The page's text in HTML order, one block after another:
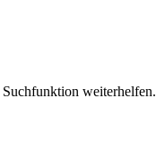
weiterhelfen.